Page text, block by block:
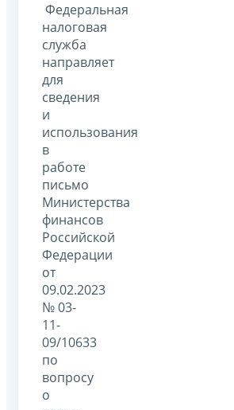
Федеральная
налоговая
служба
направляет
для
сведения
и
использования
в
работе
письмо
Министерства
финансов
Российской
Федерации
от
09.02.2023
№ 03-
11-
09/10633
по
вопросу
о